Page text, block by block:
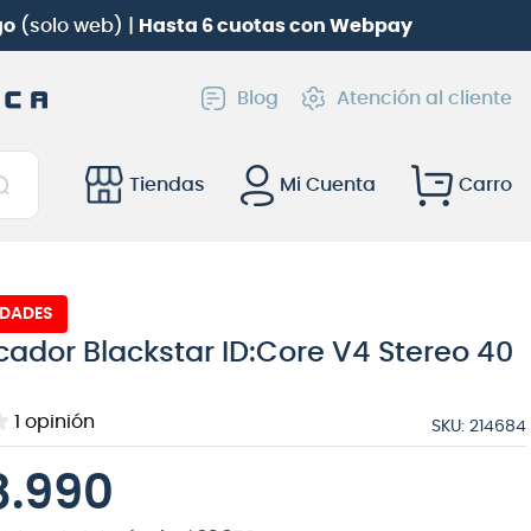
TD-02KV gratis!
Blog Atención al cliente
Tiendas
Mi Cuenta
Blackstar ID:Core V4 Stereo 40
1 opinión SKU: 214684
.990